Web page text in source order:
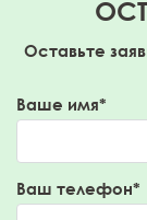
Оставьте
Ваше имя*
Ваш телефон*